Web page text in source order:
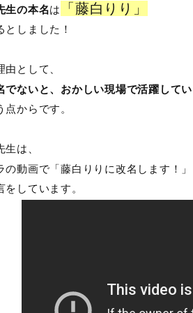
生の本名は 「藤白りり」
としました！
由として、
でないと、おかしい現場で活躍して
点からです。
生は、
の動画で「藤白りりに改名します！」
をしています。